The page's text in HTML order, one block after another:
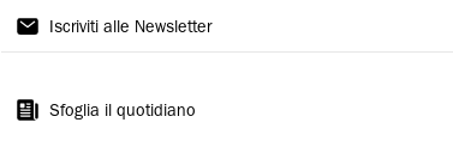
Gazzetta
Reggio
Iscriviti alle Newsletter
Sfoglia il quotidiano